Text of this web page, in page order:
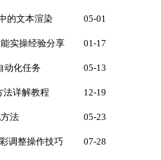
的文本渲染 05-01
实操经验分享 01-17
动化任务 05-13
法详解教程 12-19
法 05-23
调整操作技巧 07-28